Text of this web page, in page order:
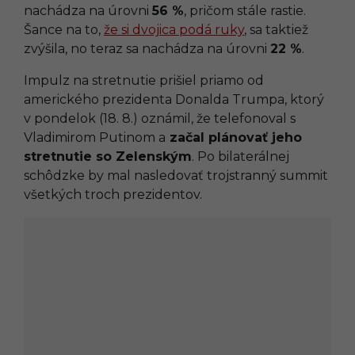
nachádza na úrovni 56 %, pričom stále rastie.
Šance na to, že si dvojica podá ruky, sa taktiež
zvýšila, no teraz sa nachádza na úrovni 22 %.
Impulz na stretnutie prišiel priamo od
amerického prezidenta Donalda Trumpa, ktorý
v pondelok (18. 8.) oznámil, že telefonoval s
Vladimirom Putinom a začal plánovať jeho
stretnutie so Zelenským. Po bilaterálnej
schôdzke by mal nasledovať trojstranný summit
všetkých troch prezidentov.